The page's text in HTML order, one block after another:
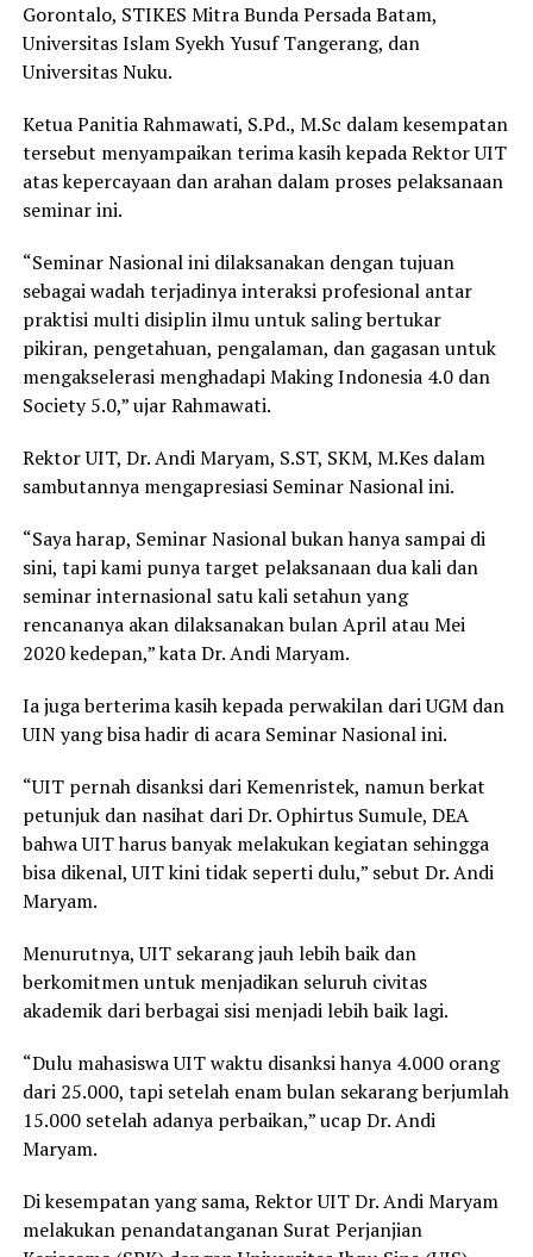
Gorontalo, STIKES Mitra Bunda Persada Batam,
Universitas Islam Syekh Yusuf Tangerang, dan
Universitas Nuku.
Ketua Panitia Rahmawati, S.Pd., M.Sc dalam kesempatan
tersebut menyampaikan terima kasih kepada Rektor UIT
atas kepercayaan dan arahan dalam proses pelaksanaan
seminar ini.
“Seminar Nasional ini dilaksanakan dengan tujuan
sebagai wadah terjadinya interaksi profesional antar
praktisi multi disiplin ilmu untuk saling bertukar
pikiran, pengetahuan, pengalaman, dan gagasan untuk
mengakselerasi menghadapi Making Indonesia 4.0 dan
Society 5.0,” ujar Rahmawati.
Rektor UIT, Dr. Andi Maryam, S.ST, SKM, M.Kes dalam
sambutannya mengapresiasi Seminar Nasional ini.
“Saya harap, Seminar Nasional bukan hanya sampai di
sini, tapi kami punya target pelaksanaan dua kali dan
seminar internasional satu kali setahun yang
rencananya akan dilaksanakan bulan April atau Mei
2020 kedepan,” kata Dr. Andi Maryam.
Ia juga berterima kasih kepada perwakilan dari UGM dan
UIN yang bisa hadir di acara Seminar Nasional ini.
“UIT pernah disanksi dari Kemenristek, namun berkat
petunjuk dan nasihat dari Dr. Ophirtus Sumule, DEA
bahwa UIT harus banyak melakukan kegiatan sehingga
bisa dikenal, UIT kini tidak seperti dulu,” sebut Dr. Andi
Maryam.
Menurutnya, UIT sekarang jauh lebih baik dan
berkomitmen untuk menjadikan seluruh civitas
akademik dari berbagai sisi menjadi lebih baik lagi.
“Dulu mahasiswa UIT waktu disanksi hanya 4.000 orang
dari 25.000, tapi setelah enam bulan sekarang berjumlah
15.000 setelah adanya perbaikan,” ucap Dr. Andi
Maryam.
Di kesempatan yang sama, Rektor UIT Dr. Andi Maryam
melakukan penandatanganan Surat Perjanjian